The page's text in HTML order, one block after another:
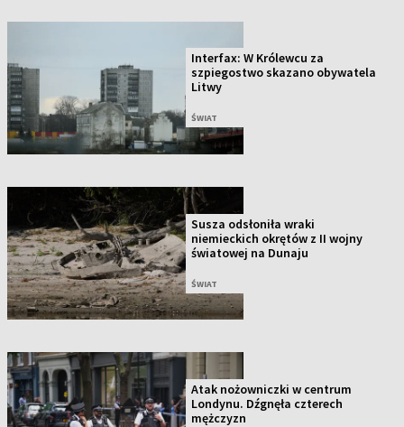
Interfax: W Królewcu za
szpiegostwo skazano obywatela
Litwy
ŚWIAT
Susza odsłoniła wraki
niemieckich okrętów z II wojny
światowej na Dunaju
ŚWIAT
Atak nożowniczki w centrum
Londynu. Dźgnęła czterech
mężczyzn